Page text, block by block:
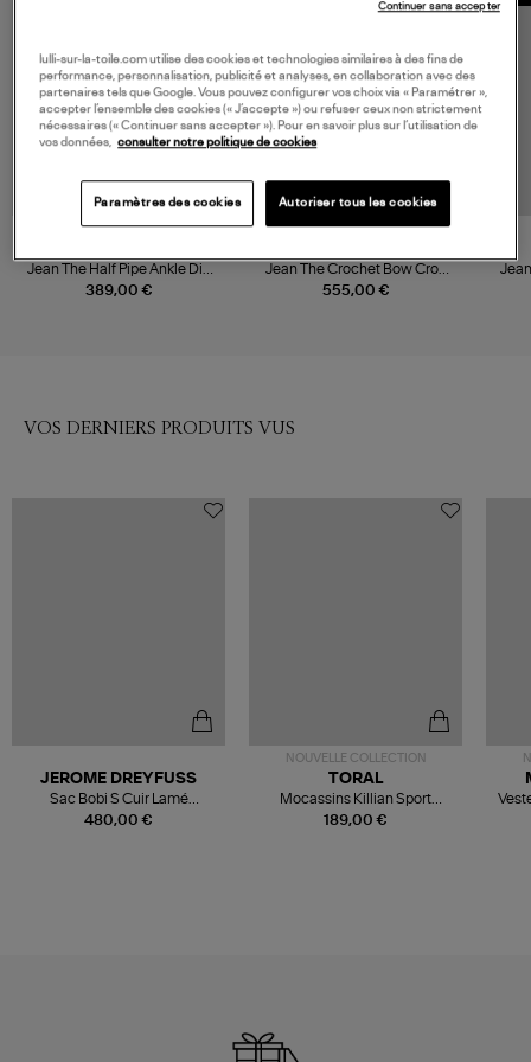
389,00 €
Jean The Half Pipe Ankle Did
You Bring Me Any
555,00 €
Jean The Crochet Bow Crop
Aura
VOS DERNIERS PRODUITS VUS
480,00 €
JEROME DREYFUSS
Sac Bobi S Cuir Lamé
Champagne
NOUVELLE COLLECTION
189,00 €
TORAL
Mocassins Killian Sport
Mousse
lulli-sur-la-toile.com utilise des cookies et technologies similaires à des fins de
performance, personnalisation, publicité et analyses, en collaboration avec des
partenaires tels que Google. Vous pouvez configurer vos choix via « Paramétrer »,
accepter l’ensemble des cookies (« J’accepte ») ou refuser ceux non strictement
nécessaires (« Continuer sans accepter »). Pour en savoir plus sur l’utilisation de
vos données, consulter notre politique de cookies
Paramètres des cookies Autoriser tous les cookies
Continuer sans accepter